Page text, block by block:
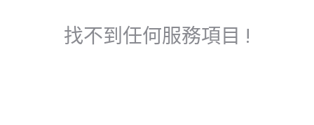
找不到任何服務項目 !